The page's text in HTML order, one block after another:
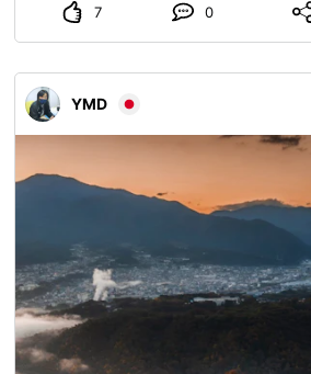
7 0
YMD